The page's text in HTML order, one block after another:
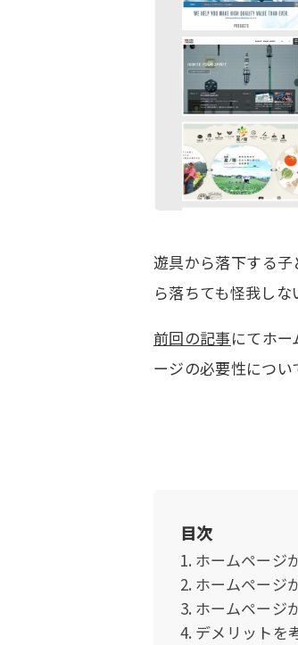
遊具から落下する
ら落ちても怪我しな
前回の記事にてホ
ージの必要性につい
目次
ホームページ
ホームページ
ホームページ
デメリットを